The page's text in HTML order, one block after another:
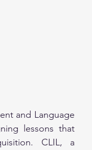
and Language
lessons that
CLIL, a